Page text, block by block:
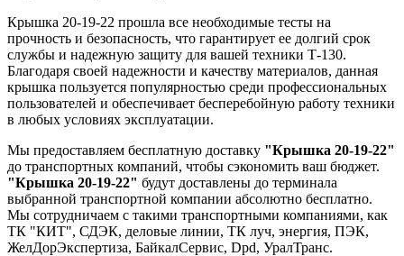
Крышка 20-19-22 прошла все необходимые тесты на
прочность и безопасность, что гарантирует ее долгий срок
службы и надежную защиту для вашей техники Т-130.
Благодаря своей надежности и качеству материалов, данная
крышка пользуется популярностью среди профессиональных
пользователей и обеспечивает бесперебойную работу техники
в любых условиях эксплуатации.
Мы предоставляем бесплатную доставку "Крышка 20-19-22"
до транспортных компаний, чтобы сэкономить ваш бюджет.
"Крышка 20-19-22" будут доставлены до терминала
выбранной транспортной компании абсолютно бесплатно.
Мы сотрудничаем с такими транспортными компаниями, как
ТК "КИТ", СДЭК, деловые линии, ТК луч, энергия, ПЭК,
ЖелДорЭкспертиза, БайкалСервис, Dpd, УралТранс.